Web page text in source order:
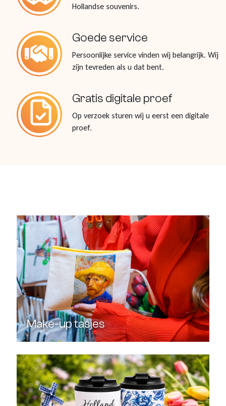
Hollandse souvenirs.
Goede service
Persoonlijke service vinden wij belangrijk. Wij
zijn tevreden als u dat bent.
Gratis digitale proef
Op verzoek sturen wij u eerst een digitale
proef.
Make-up tasjes